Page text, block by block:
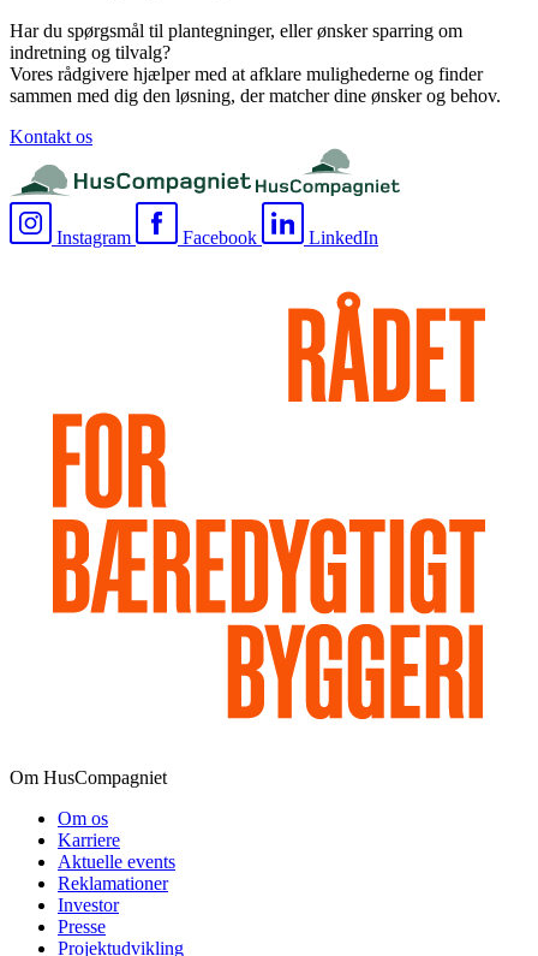
Har du spørgsmål til plantegninger, eller ønsker sparring om
indretning og tilvalg?
Vores rådgivere hjælper med at afklare mulighederne og finder
sammen med dig den løsning, der matcher dine ønsker og behov.
Kontakt os
Instagram Facebook LinkedIn
Om HusCompagniet
Om os
Karriere
Aktuelle events
Reklamationer
Investor
Presse
Projektudvikling